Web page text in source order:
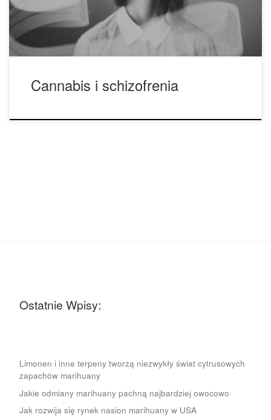
edukacji wiele osób nadal ma […]
Cannabis i schizofrenia
Ostatnie Wpisy:
Limonen i inne terpeny tworzą niezwykły świat cytrusowych
zapachów marihuany
Jakie odmiany marihuany pachną najbardziej owocowo
Jak rozwija się rynek nasion marihuany w USA